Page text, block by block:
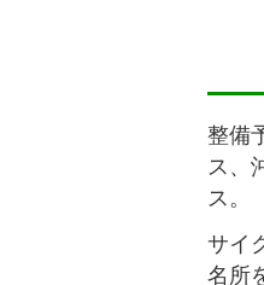
整備
ス、
ス。
サイ
名所